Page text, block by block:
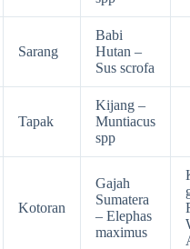
Sarang
Babi
Hutan –
Sus scrofa
Tapak
Kijang –
Muntiacus
spp
Kotoran
Gajah
Sumatera
– Elephas
maximus